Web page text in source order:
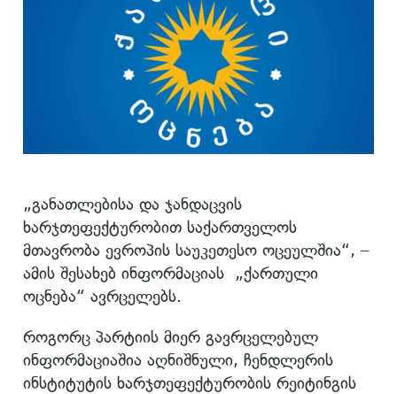
„განათლებისა და ჯანდაცვის
ხარჯთეფექტურობით საქართველოს
მთავრობა ევროპის საუკეთესო ოცეულშია“, –
ამის შესახებ ინფორმაციას „ქართული
ოცნება“ ავრცელებს.
როგორც პარტიის მიერ გავრცელებულ
ინფორმაციაშია აღნიშნული, ჩენდლერის
ინსტიტუტის ხარჯთეფექტურობის რეიტინგის